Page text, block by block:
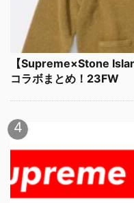
【Supreme×Stone
コラボまとめ！23FW